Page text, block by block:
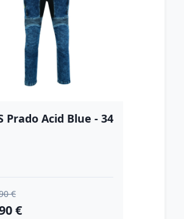
Prado Acid Blue - 34
€
€